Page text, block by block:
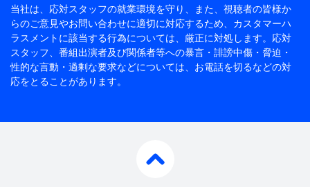
当社は、応対スタッフの就業環境を守り、また、視聴者の皆様か
らのご意見やお問い合わせに適切に対応するため、 カスタマーハ
ラスメントに該当する行為については、厳正に対処します。応対
スタッフ、番組出演者及び関係者等への暴言・誹謗中傷・脅迫・
性的な言動・過剰な要求などについては、お電話を切るなどの対
応をとることがあります。